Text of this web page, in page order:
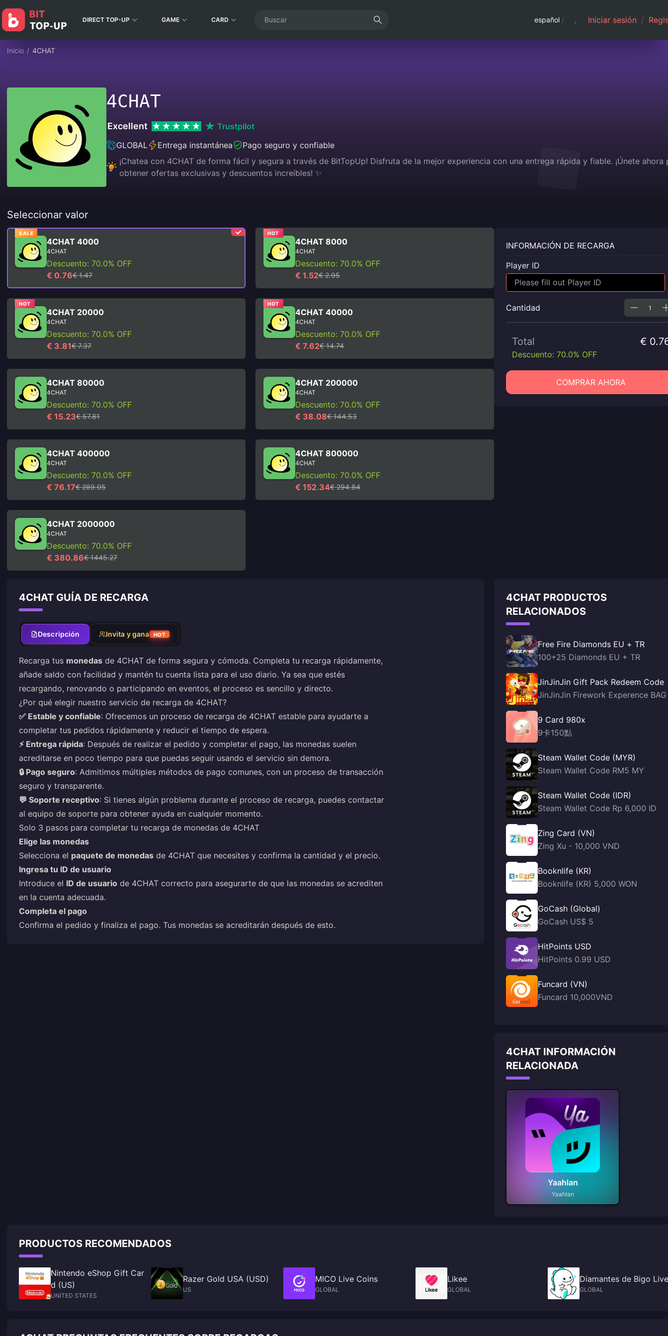
DIRECT TOP-UP GAME CARD español / Iniciar sesión /
Inicio / 4CHAT
4CHAT
Excellent
Trustpilot
GLOBAL
Entrega instantánea
Pago seguro y confiable
¡Chatea con 4CHAT de forma fácil y segura a través de BitTopUp! Disfruta de la mejor experiencia con una entrega rápida y fiable. ¡Únete ahora
obtener ofertas exclusivas y descuentos increíbles! ✨
Seleccionar valor
SALE
4CHAT 4000
4CHAT
Descuento: 70.0% OFF
€ 0.76€ 1.47
HOT
4CHAT 8000
4CHAT
Descuento: 70.0% OFF
€ 1.52€ 2.95
HOT
4CHAT 20000
4CHAT
Descuento: 70.0% OFF
€ 3.81€ 7.37
HOT
4CHAT 40000
4CHAT
Descuento: 70.0% OFF
€ 7.62€ 14.74
4CHAT 80000
4CHAT
Descuento: 70.0% OFF
€ 15.23€ 57.81
4CHAT 200000
4CHAT
Descuento: 70.0% OFF
€ 38.08€ 144.53
4CHAT 400000
4CHAT
Descuento: 70.0% OFF
€ 76.17€ 289.05
4CHAT 800000
4CHAT
Descuento: 70.0% OFF
€ 152.34€ 294.84
4CHAT 2000000
4CHAT
Descuento: 70.0% OFF
€ 380.86€ 1445.27
INFORMACIÓN DE RECARGA
Player ID
Cantidad
Total €
Descuento: 70.0% OFF
COMPRAR AHORA
4CHAT GUÍA DE RECARGA
Descripción Invita y gana HOT
Recarga tus monedas de 4CHAT de forma segura y cómoda. Completa tu recarga rápidamente,
añade saldo con facilidad y mantén tu cuenta lista para el uso diario. Ya sea que estés
recargando, renovando o participando en eventos, el proceso es sencillo y directo.
¿Por qué elegir nuestro servicio de recarga de 4CHAT?
✅ Estable y confiable: Ofrecemos un proceso de recarga de 4CHAT estable para ayudarte a
completar tus pedidos rápidamente y reducir el tiempo de espera.
⚡ Entrega rápida: Después de realizar el pedido y completar el pago, las monedas suelen
acreditarse en poco tiempo para que puedas seguir usando el servicio sin demora.
🔒 Pago seguro: Admitimos múltiples métodos de pago comunes, con un proceso de transacción
seguro y transparente.
💬 Soporte receptivo: Si tienes algún problema durante el proceso de recarga, puedes contactar
al equipo de soporte para obtener ayuda en cualquier momento.
Solo 3 pasos para completar tu recarga de monedas de 4CHAT
Elige las monedas
Selecciona el paquete de monedas de 4CHAT que necesites y confirma la cantidad y el precio.
Ingresa tu ID de usuario
Introduce el ID de usuario de 4CHAT correcto para asegurarte de que las monedas se acrediten
en la cuenta adecuada.
Completa el pago
Confirma el pedido y finaliza el pago. Tus monedas se acreditarán después de esto.
4CHAT PRODUCTOS
RELACIONADOS
Free Fire Diamonds EU + TR
100+25 Diamonds EU + TR
JinJinJin Gift Pack Redeem Code
JinJinJin Firework Experence BAG
9 Card 980x
9卡150點
Steam Wallet Code (MYR)
Steam Wallet Code RM5 MY
Steam Wallet Code (IDR)
Steam Wallet Code Rp 6,000 ID
Zing Card (VN)
Zing Xu - 10,000 VND
Booknlife (KR)
Booknlife (KR) 5,000 WON
GoCash (Global)
GoCash US$ 5
HitPoints USD
HitPoints 0.99 USD
Funcard (VN)
Funcard 10,000VND
4CHAT INFORMACIÓN
RELACIONADA
Yaahlan
Yaahlan
PRODUCTOS RECOMENDADOS
Nintendo eShop Gift Car
d (US)
UNITED STATES
Razer Gold USA (USD)
US
MICO Live Coins
GLOBAL
Likee
GLOBAL
Diamantes de Bigo Live
GLOBAL